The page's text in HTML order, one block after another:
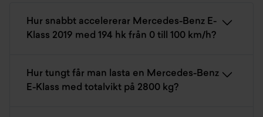
Hur snabbt accelererar Mercedes-Benz E-
Klass 2019 med 194 hk från 0 till 100 km/h?
Hur tungt får man lasta en Mercedes-Benz
E-Klass med totalvikt på 2800 kg?